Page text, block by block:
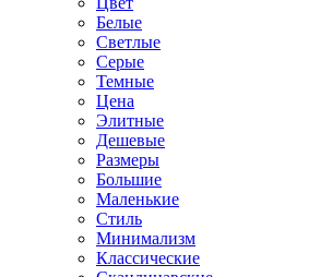
Белые
Светлые
Серые
Темные
Цена
Элитные
Дешевые
Размеры
Большие
Маленькие
Стиль
Минимализм
Классические